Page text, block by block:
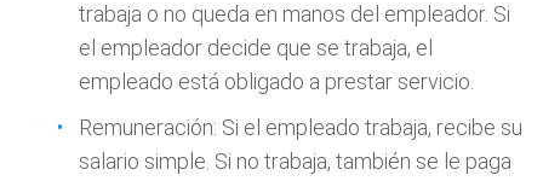
trabaja o no queda en manos del empleador. Si
el empleador decide que se trabaja, el
empleado está obligado a prestar servicio.
Remuneración: Si el empleado trabaja, recibe su
salario simple. Si no trabaja, también se le paga